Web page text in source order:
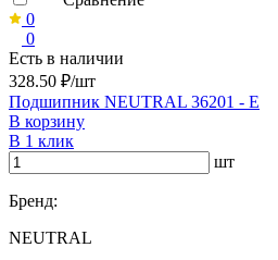
0
0
Есть в наличии
328.50 ₽/шт
Подшипник NEUTRAL 36201 - Е
В корзину
В 1 клик
шт
Бренд:
NEUTRAL